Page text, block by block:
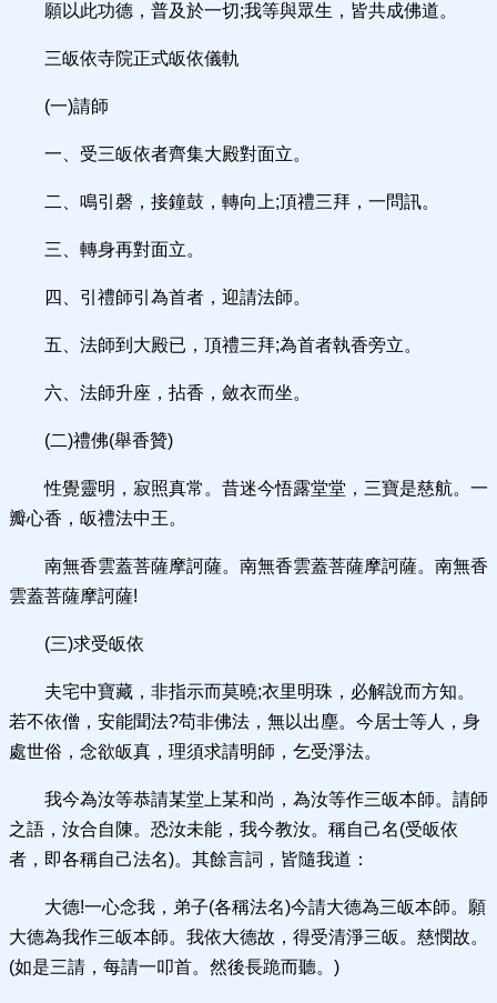
願以此功德，普及於一切;我等與眾生，皆共成佛道。
三皈依寺院正式皈依儀軌
(一)請師
一、受三皈依者齊集大殿對面立。
二、鳴引磬，接鐘鼓，轉向上;頂禮三拜，一問訊。
三、轉身再對面立。
四、引禮師引為首者，迎請法師。
五、法師到大殿已，頂禮三拜;為首者執香旁立。
六、法師升座，拈香，斂衣而坐。
(二)禮佛(舉香贊)
性覺靈明，寂照真常。昔迷今悟露堂堂，三寶是慈航。一
瓣心香，皈禮法中王。
南無香雲蓋菩薩摩訶薩。南無香雲蓋菩薩摩訶薩。南無香
雲蓋菩薩摩訶薩!
(三)求受皈依
夫宅中寶藏，非指示而莫曉;衣里明珠，必解說而方知。
若不依僧，安能聞法?苟非佛法，無以出塵。今居士等人，身
處世俗，念欲皈真，理須求請明師，乞受淨法。
我今為汝等恭請某堂上某和尚，為汝等作三皈本師。請師
之語，汝合自陳。恐汝未能，我今教汝。稱自己名(受皈依
者，即各稱自己法名)。其餘言詞，皆隨我道：
大德!一心念我，弟子(各稱法名)今請大德為三皈本師。願
大德為我作三皈本師。我依大德故，得受清淨三皈。慈憫故。
(如是三請，每請一叩首。然後長跪而聽。)